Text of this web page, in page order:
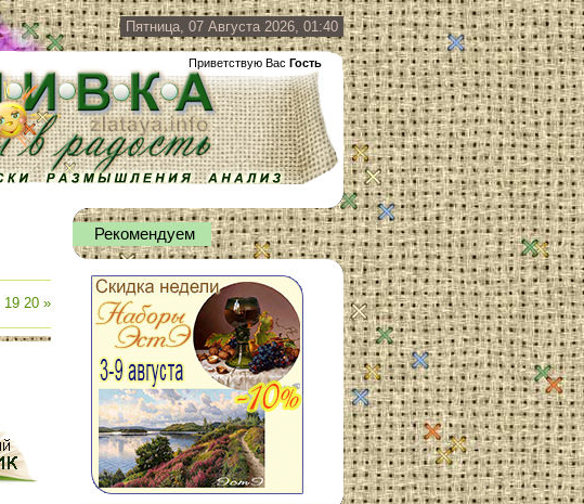
Пятница, 07 Августа 2026, 01:40
Приветствую Вас Гость
19 20 »
Рекомендуем